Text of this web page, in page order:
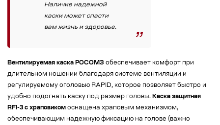
Наличие надежной
каски может спасти
вам жизнь и здоровье.
Вентилируемая каска РОСОМЗ обеспечивает комфорт при
длительном ношении благодаря системе вентиляции и
регулируемому оголовью RAPID, которое позволяет быстро и
удобно подогнать каску под размер головы. Каска защитная
RFI-3 с храповиком оснащена храповым механизмом,
обеспечивающим надежную фиксацию на голове (важно